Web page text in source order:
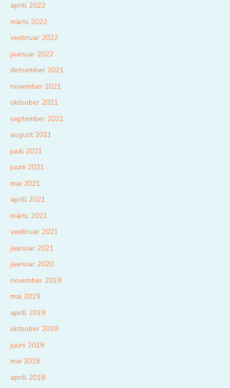
aprill 2022
märts 2022
veebruar 2022
jaanuar 2022
detsember 2021
november 2021
oktoober 2021
september 2021
august 2021
juuli 2021
juuni 2021
mai 2021
aprill 2021
märts 2021
veebruar 2021
jaanuar 2021
jaanuar 2020
november 2019
mai 2019
aprill 2019
oktoober 2018
juuni 2018
mai 2018
aprill 2018